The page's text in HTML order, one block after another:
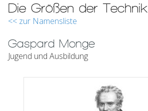
Die Größen der Technik
<< zur Namensliste
Gaspard Monge
Jugend und Ausbildung